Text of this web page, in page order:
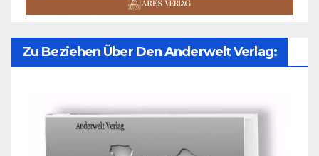
Zu Beziehen Über Den Anderwelt Verlag: